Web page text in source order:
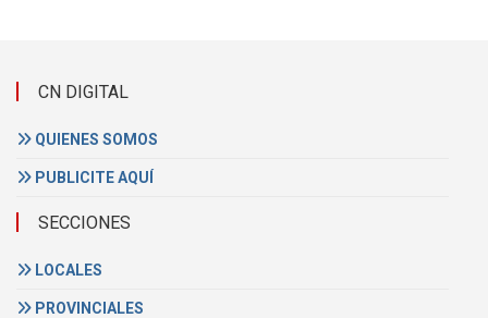
CN DIGITAL
QUIENES SOMOS
PUBLICITE AQUÍ
SECCIONES
LOCALES
PROVINCIALES